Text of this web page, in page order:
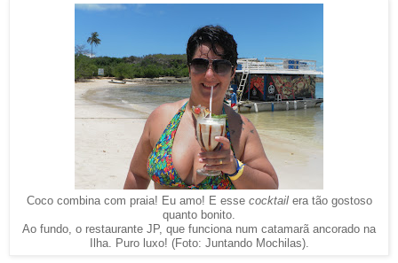
Coco combina com praia! Eu amo! E esse cocktailera tão gostoso
quanto bonito.
Ao fundo, o restaurante JP, que funciona num catamarã ancorado na
Ilha. Puro luxo! (Foto: Juntando Mochilas).